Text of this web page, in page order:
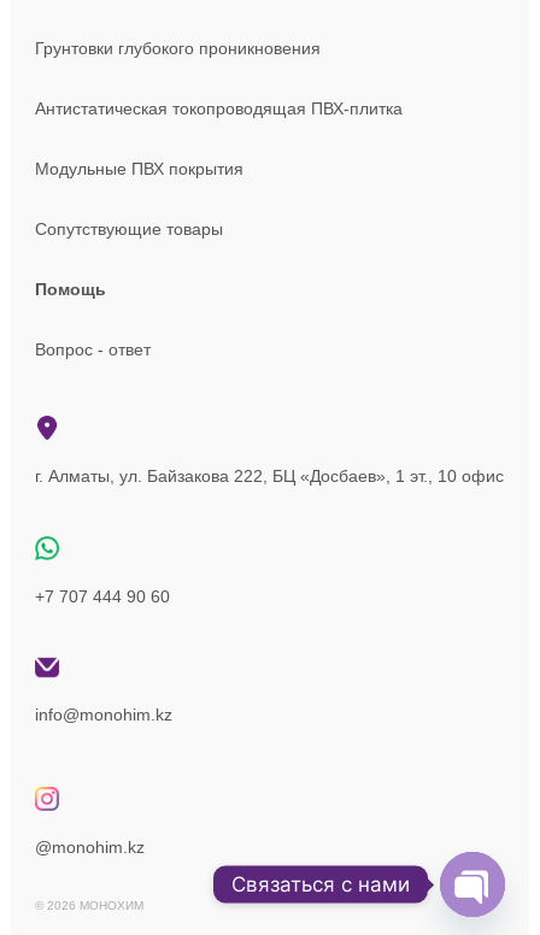
Грунтовки глубокого проникновения
Антистатическая токопроводящая ПВХ-плитка
Модульные ПВХ покрытия
Сопутствующие товары
Помощь
Вопрос - ответ
г. Алматы, ул. Байзакова 222, БЦ «Досбаев», 1 эт., 10 офис
+7 707 444 90 60
info@monohim.kz
@monohim.kz
© 2026 МОНОХИМ
Связаться с нами